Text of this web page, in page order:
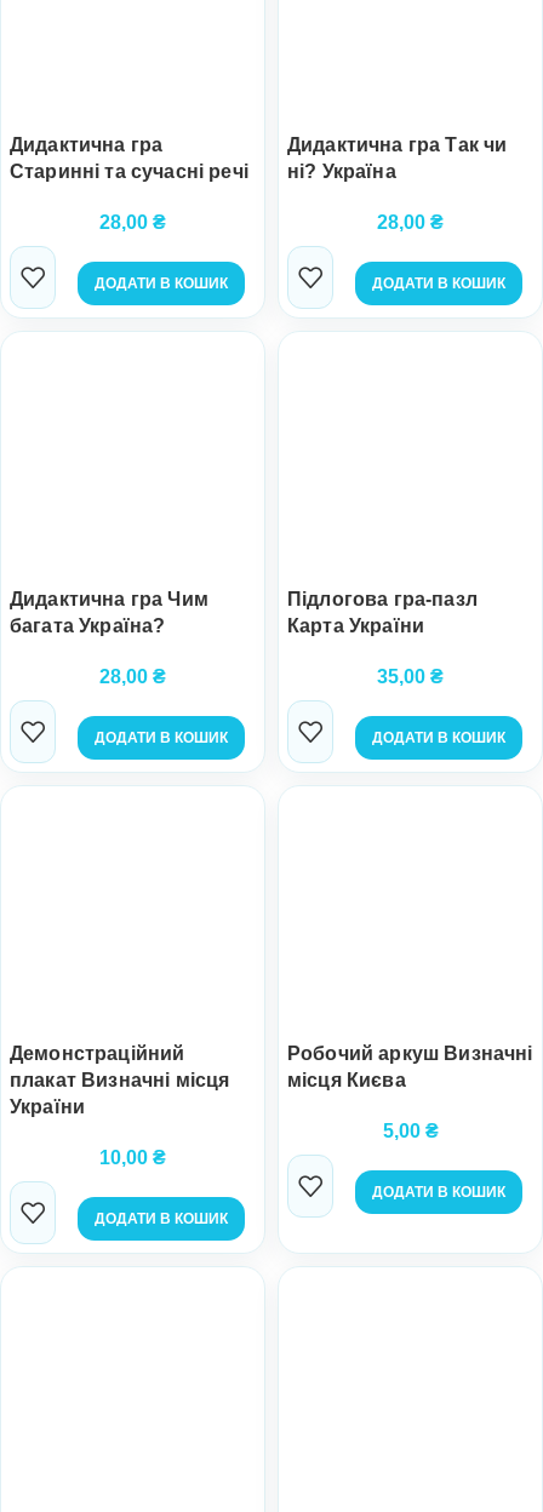
Дидактична гра
Старинні та сучасні речі
28,00 ₴
ДОДАТИ В КОШИК
Дидактична гра Так чи
ні? Україна
28,00 ₴
ДОДАТИ В КОШИК
Дидактична гра Чим
багата Україна?
28,00 ₴
ДОДАТИ В КОШИК
Підлогова гра-пазл
Карта України
35,00 ₴
ДОДАТИ В КОШИК
Демонстраційний
плакат Визначні місця
України
10,00 ₴
ДОДАТИ В КОШИК
Робочий аркуш Визначні
місця Києва
5,00 ₴
ДОДАТИ В КОШИК